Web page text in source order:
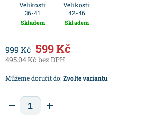
Velikosti:
36-41
Skladem
Velikosti:
42-46
Skladem
999 Kč 599 Kč
495.04 Kč bez DPH
Můžeme doručit do: Zvolte variantu